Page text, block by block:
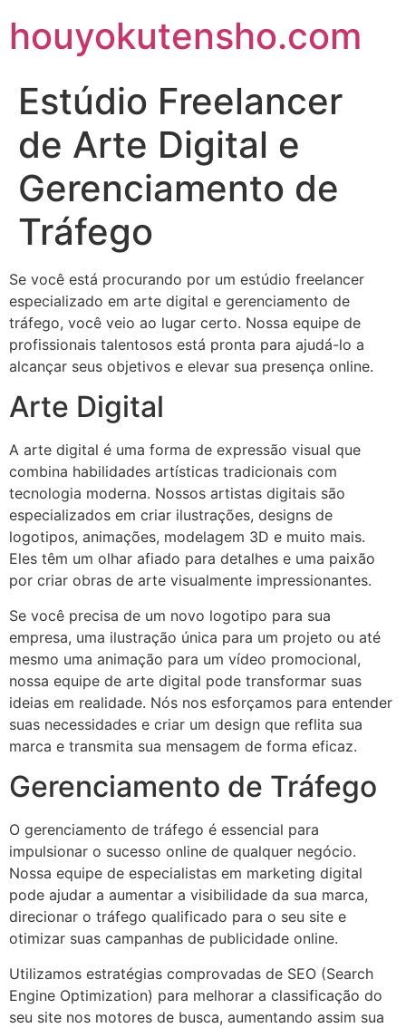
houyokutensho.com
Estúdio Freelancer
de Arte Digital e
Gerenciamento de
Tráfego
Se você está procurando por um estúdio freelancer
especializado em arte digital e gerenciamento de
tráfego, você veio ao lugar certo. Nossa equipe de
profissionais talentosos está pronta para ajudá-lo a
alcançar seus objetivos e elevar sua presença online.
Arte Digital
A arte digital é uma forma de expressão visual que
combina habilidades artísticas tradicionais com
tecnologia moderna. Nossos artistas digitais são
especializados em criar ilustrações, designs de
logotipos, animações, modelagem 3D e muito mais.
Eles têm um olhar afiado para detalhes e uma paixão
por criar obras de arte visualmente impressionantes.
Se você precisa de um novo logotipo para sua
empresa, uma ilustração única para um projeto ou até
mesmo uma animação para um vídeo promocional,
nossa equipe de arte digital pode transformar suas
ideias em realidade. Nós nos esforçamos para entender
suas necessidades e criar um design que reflita sua
marca e transmita sua mensagem de forma eficaz.
Gerenciamento de Tráfego
O gerenciamento de tráfego é essencial para
impulsionar o sucesso online de qualquer negócio.
Nossa equipe de especialistas em marketing digital
pode ajudar a aumentar a visibilidade da sua marca,
direcionar o tráfego qualificado para o seu site e
otimizar suas campanhas de publicidade online.
Utilizamos estratégias comprovadas de SEO (Search
Engine Optimization) para melhorar a classificação do
seu site nos motores de busca, aumentando assim sua